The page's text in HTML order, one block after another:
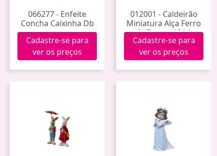
066277 - Enfeite
Concha Caixinha Db
Cadastre-se para
ver os preços
012001 - Caldeirão
Miniatura Alça Ferro
S/ Tampa 1314
Cadastre-se para
ver os preços